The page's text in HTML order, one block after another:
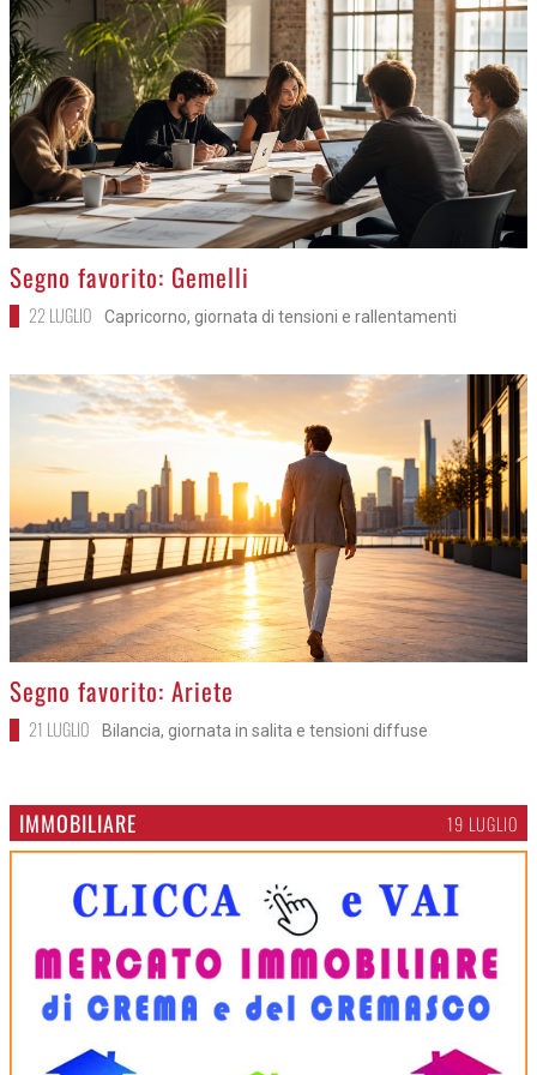
>
Segno favorito: Gemelli
22 LUGLIO Capricorno, giornata di tensioni e rallentamenti
>
Segno favorito: Ariete
21 LUGLIO Bilancia, giornata in salita e tensioni diffuse
IMMOBILIARE 19 LUGLIO